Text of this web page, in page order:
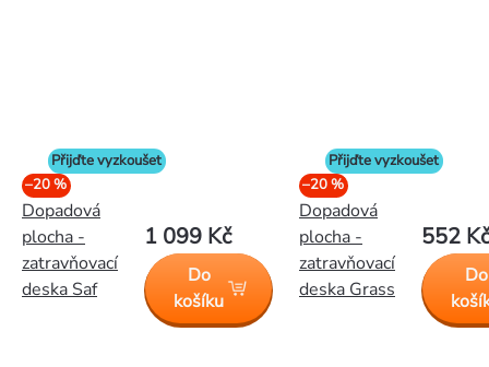
Přijďte vyzkoušet
–20 %
Dopadová
plocha -
zatravňovací
deska Saf
1 099 Kč
Do
košíku
Přijďte vyzkoušet
–20 %
Dopadová
plocha -
zatravňovací
deska Grass
552 Kč
Do